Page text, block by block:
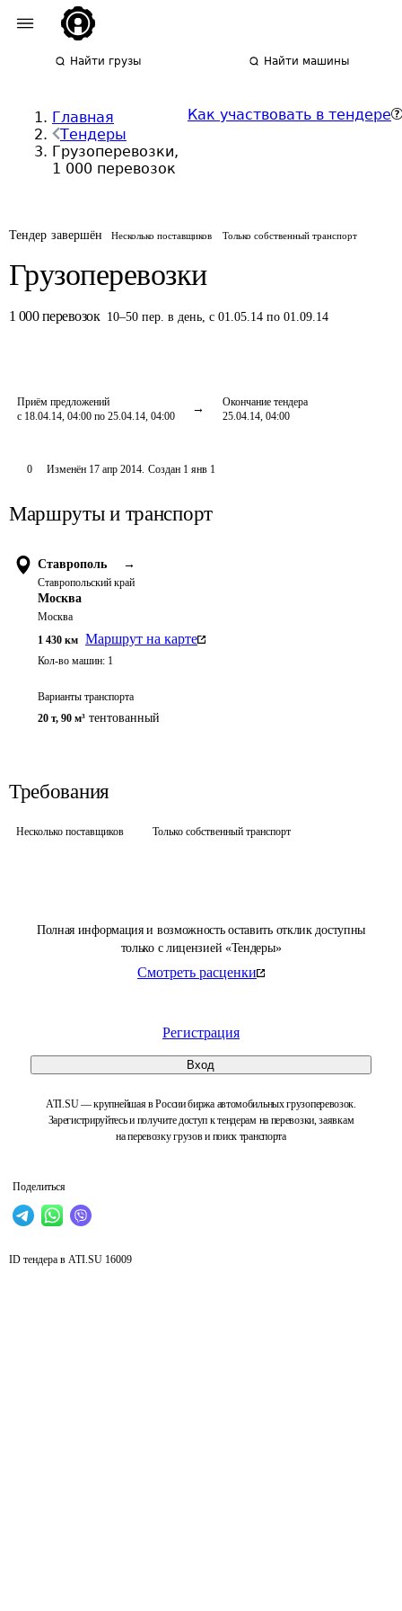
Найти грузы Найти машины
Главная
Тендеры
Грузоперевозки,
1 000 перевозок
Как участвовать в тендере
Тендер завершён Несколько поставщиков Только собственный транспорт
Грузоперевозки
1 000 перевозок 10–50 пер. в день,с 01.05.14 по 01.09.14
Приём предложений
с 18.04.14, 04:00 по 25.04.14, 04:00
Окончание тендера
25.04.14, 04:00
Полная информация и возможность оставить отклик доступны
только с лицензией «Тендеры»
Смотреть расценки
Регистрация
Вход
ATI.SU — крупнейшая в России биржа автомобильных грузоперевозок.
Зарегистрируйтесь и получите доступ к тендерам на перевозки, заявкам
на перевозку грузов и поиск транспорта
Поделиться
0 Изменён 17 апр 2014. Создан 1 янв 1
Маршруты и транспорт
Ставрополь →
Ставропольский край
Москва
Москва
1 430 км Маршрут на карте
Кол-во машин: 1
Варианты транспорта
20 т, 90 м³ тентованный
Требования
Несколько поставщиков Только собственный транспорт
ID тендера в ATI.SU 16009